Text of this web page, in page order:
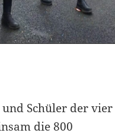
Schüler der vier
die 800